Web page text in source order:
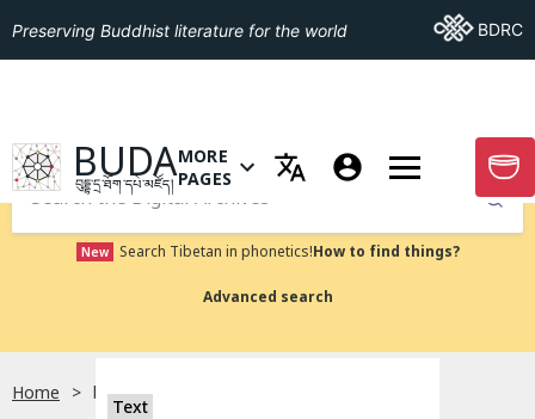
Preserving Buddhist literature for the world Go ToBDRC
GO TO HOMEPAGE
BUDA
བུདྡྷ་དྲ་ཐོག་དཔེ་མཛོད།
OPEN MENU OF MORE PAGES
MORE
PAGES
GO
Submit
New Search Tibetan in phonetics!How to find things?
Advanced search
Home bdr:MW29577_A0135B
Text